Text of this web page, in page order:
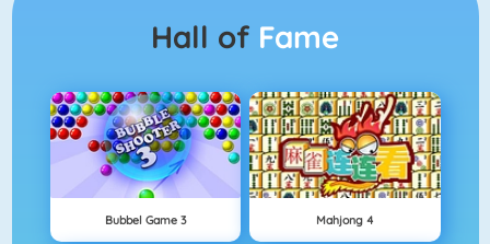
Hall of Fame
Bubbel Game 3 Mahjong 4